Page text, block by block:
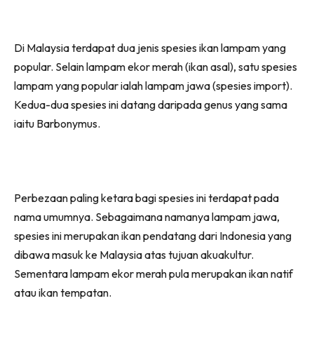
(Twitter)
Di Malaysia terdapat dua jenis spesies ikan lampam yang
popular. Selain lampam ekor merah (ikan asal), satu spesies
lampam yang popular ialah lampam jawa (spesies import).
Kedua-dua spesies ini datang daripada genus yang sama
iaitu Barbonymus.
Perbezaan paling ketara bagi spesies ini terdapat pada
nama umumnya. Sebagaimana namanya lampam jawa,
spesies ini merupakan ikan pendatang dari Indonesia yang
dibawa masuk ke Malaysia atas tujuan akuakultur.
Sementara lampam ekor merah pula merupakan ikan natif
atau ikan tempatan.